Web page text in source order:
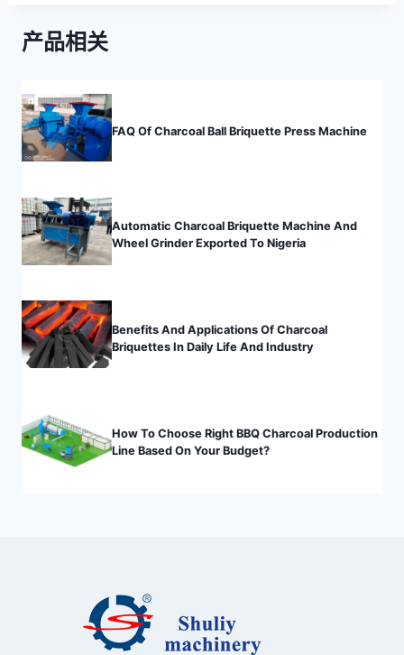
签：
产品相关
FAQ Of Charcoal Ball Briquette Press Machine
Automatic Charcoal Briquette Machine And
Wheel Grinder Exported To Nigeria
Benefits And Applications Of Charcoal
Briquettes In Daily Life And Industry
How To Choose Right BBQ Charcoal Production
Line Based On Your Budget?